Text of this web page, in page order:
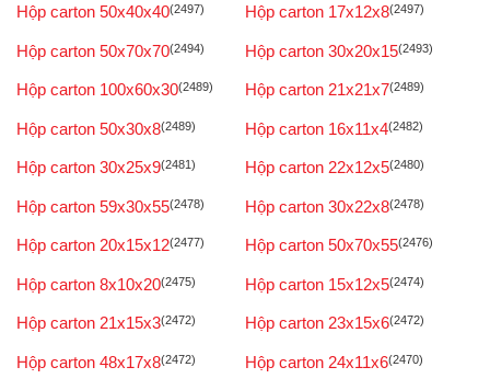
Hộp carton 50x40x40(2497) Hộp carton 17x12x8(2497)
Hộp carton 50x70x70(2494) Hộp carton 30x20x15(2493)
Hộp carton 100x60x30(2489) Hộp carton 21x21x7(2489)
Hộp carton 50x30x8(2489) Hộp carton 16x11x4(2482)
Hộp carton 30x25x9(2481) Hộp carton 22x12x5(2480)
Hộp carton 59x30x55(2478) Hộp carton 30x22x8(2478)
Hộp carton 20x15x12(2477) Hộp carton 50x70x55(2476)
Hộp carton 8x10x20(2475) Hộp carton 15x12x5(2474)
Hộp carton 21x15x3(2472) Hộp carton 23x15x6(2472)
Hộp carton 48x17x8(2472) Hộp carton 24x11x6(2470)